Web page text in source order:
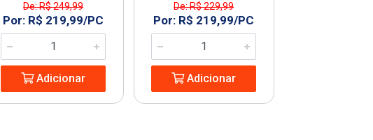
De: R$ 249,99
Por: R$ 219,99/PC
Adicionar
De: R$ 229,99
Por: R$ 219,99/PC
Adicionar